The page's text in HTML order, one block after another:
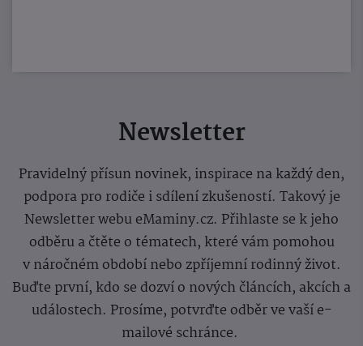
Newsletter
Pravidelný přísun novinek, inspirace na každý den,
podpora pro rodiče i sdílení zkušeností. Takový je
Newsletter webu eMaminy.cz. Přihlaste se k jeho
odběru a čtěte o tématech, které vám pomohou
v náročném období nebo zpříjemní rodinný život.
Buďte první, kdo se dozví o nových článcích, akcích a
událostech. Prosíme, potvrďte odběr ve vaší e-
mailové schránce.